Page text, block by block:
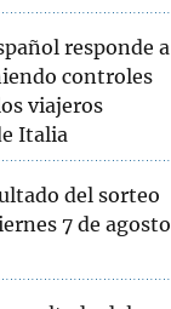
responde a
controles
viajeros
Italia
del sorteo
7 de agosto